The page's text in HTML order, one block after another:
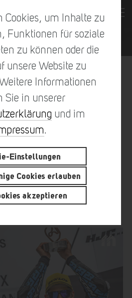
zur Übersicht nächster Eintrag
GERSDORF FÜR
RENNFAHRER
2019
Cookies, um Inhalte zu
Funktionen für soziale
zu können oder die
unsere Website zu
Informationen
Sie in unserer
und im
.
Einstellungen
Cookies erlauben
akzeptieren